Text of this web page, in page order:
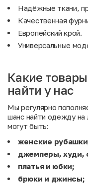
Надёжные ткани,
Качественная
Европейский крой.
Универсальные
Какие
найти у нас
Мы регулярно
шанс найти одежду на
могут быть:
женские
джемперы, худи,
платья и юбки;
брюки и джинсы;